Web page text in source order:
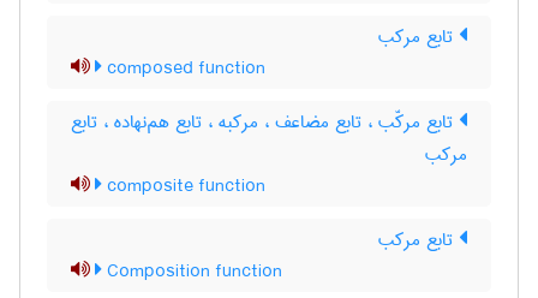
تابع مرکب
composed function
تابع مرکّب ، تابع مضاعف ، مرکبه ، تابع هم‌نهاده ، تابع
مرکب
composite function
تابع مرکب
Composition function